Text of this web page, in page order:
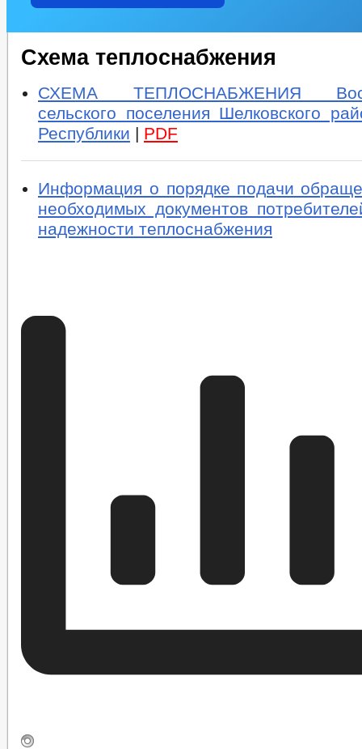
Схема теплоснабжения
СХЕМА ТЕПЛОСНАБЖЕНИЯ
сельского поселения Шелковского
Республики | PDF
Информация о порядке подачи
необходимых документов
надежности теплоснабжения